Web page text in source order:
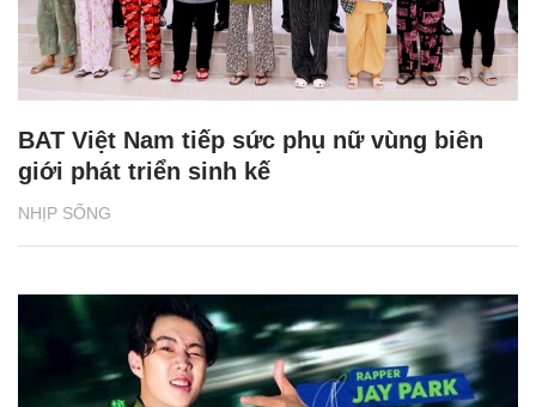
NHỊP SỐNG
BAT Việt Nam tiếp sức phụ nữ vùng biên
giới phát triển sinh kế